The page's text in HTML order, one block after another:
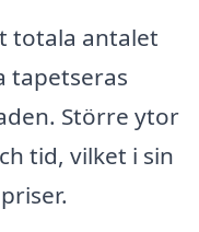
totala antalet
tapetseras
Större ytor
tid, vilket i sin